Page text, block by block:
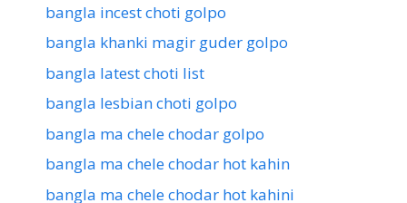
bangla incest choti golpo
bangla khanki magir guder golpo
bangla latest choti list
bangla lesbian choti golpo
bangla ma chele chodar golpo
bangla ma chele chodar hot kahin
bangla ma chele chodar hot kahini